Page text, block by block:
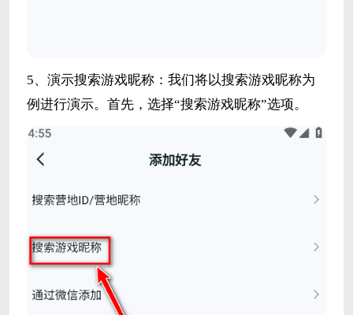
5、演示搜索游戏昵称：我们将以搜索游戏昵称为
例进行演示。首先，选择“搜索游戏昵称”选项。